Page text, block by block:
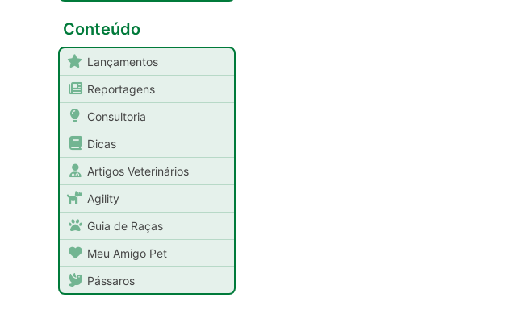
Conteúdo
Lançamentos
Reportagens
Consultoria
Dicas
Artigos Veterinários
Agility
Guia de Raças
Meu Amigo Pet
Pássaros